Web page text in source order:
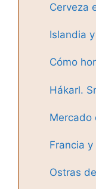
Cerveza
Islandia
Cómo
Hákarl.
Mercado
Francia
Ostras